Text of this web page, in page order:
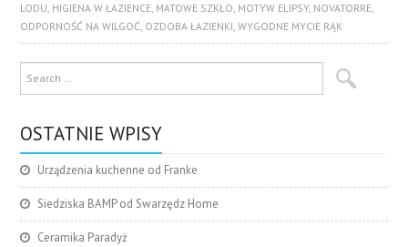
LODU, HIGIENA W ŁAZIENCE, MATOWE SZKŁO, MOTYW ELIPSY, NOVATORRE,
ODPORNOŚĆ NA WILGOĆ, OZDOBA ŁAZIENKI,WYGODNE MYCIE RĄK
OSTATNIE WPISY
Urządzenia kuchenne od Franke
Siedziska BAMP od Swarzędz Home
Ceramika Paradyż